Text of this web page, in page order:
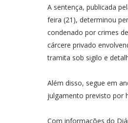
A sentença, publicada
feira (21), determinou
condenado por crimes
cárcere privado
tramita sob sigilo e
Além disso, segue em
julgamento previsto por
Com informações do